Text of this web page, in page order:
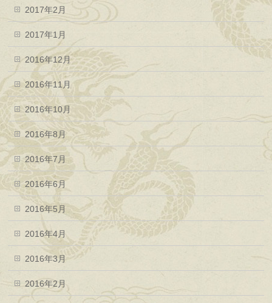
2017年2月
2017年1月
2016年12月
2016年11月
2016年10月
2016年8月
2016年7月
2016年6月
2016年5月
2016年4月
2016年3月
2016年2月